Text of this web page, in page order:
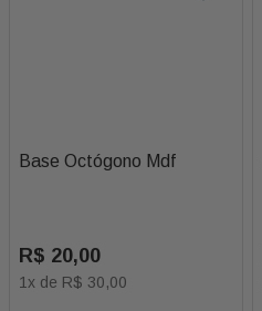
Base Octógono Mdf
R$ 20,00
1x de R$ 30,00